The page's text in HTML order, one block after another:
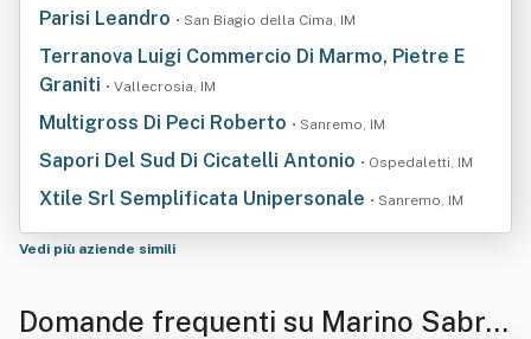
Parisi Leandro • San Biagio della Cima, IM
Terranova Luigi Commercio Di Marmo, Pietre E
Graniti • Vallecrosia, IM
Multigross Di Peci Roberto • Sanremo, IM
Sapori Del Sud Di Cicatelli Antonio • Ospedaletti, IM
Xtile Srl Semplificata Unipersonale • Sanremo, IM
Vedi più aziende simili
Domande frequenti su Marino Sabrin